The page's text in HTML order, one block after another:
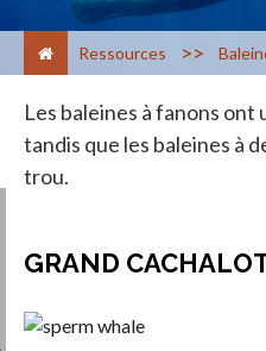
Ressources >
Les baleines à fanons ont
tandis que les baleines à
trou.
GRAND